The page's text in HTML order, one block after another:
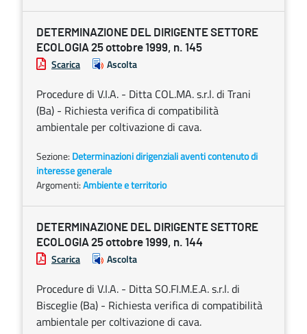
DETERMINAZIONE DEL DIRIGENTE SETTORE
ECOLOGIA 25 ottobre 1999, n. 145
Scarica Ascolta
Procedure di V.I.A. - Ditta COL.MA. s.r.l. di Trani
(Ba) - Richiesta verifica di compatibilità
ambientale per coltivazione di cava.
Sezione: Determinazioni dirigenziali aventi contenuto di
interesse generale
Argomenti:Ambiente e territorio
DETERMINAZIONE DEL DIRIGENTE SETTORE
ECOLOGIA 25 ottobre 1999, n. 144
Scarica Ascolta
Procedure di V.I.A. - Ditta SO.FI.M.E.A. s.r.l. di
Bisceglie (Ba) - Richiesta verifica di compatibilità
ambientale per coltivazione di cava.